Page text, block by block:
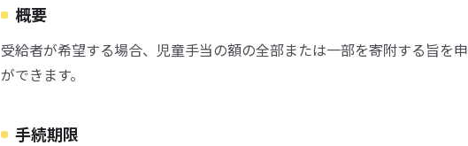
概要
受給者が希望する場合、児童手当の額の全部または一部を寄附する旨を
ができます。
手続期限